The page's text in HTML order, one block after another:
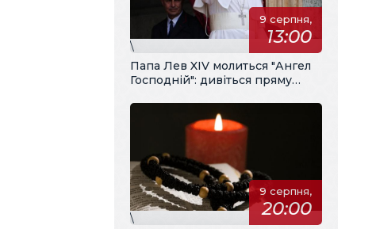
9 серпня,
13:00
\
Папа Лев XIV молиться "Ангел
Господній": дивіться пряму
перекладом
9 серпня,
20:00
\